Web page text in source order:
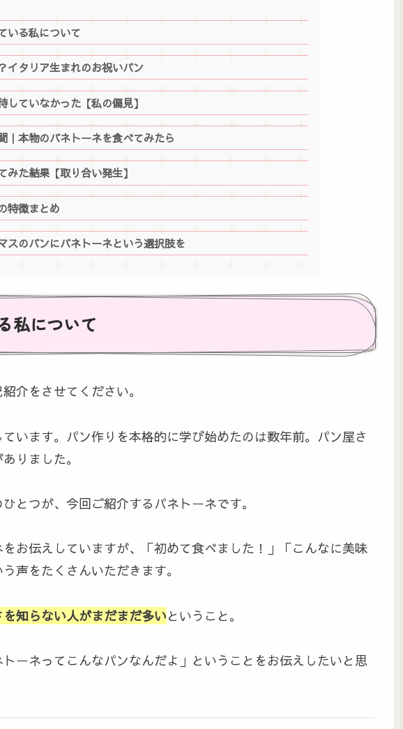
いる私について
イタリア生まれのお祝いパン
していなかった【私の偏見】
｜本物のパネトーネを食べてみたら
みた結果【取り合い発生】
特徴まとめ
スのパンにパネトーネという選択肢を
私について
介をさせてください。
います。パン作りを本格的に学び始めたのは数年前。パン屋さ
りました。
とつが、今回ご紹介するパネトーネです。
お伝えしていますが、「初めて食べました！」「こんなに美味
声をたくさんいただきます。
知らない人がまだまだ多いということ。
ーネってこんなパンなんだよ」ということをお伝えしたいと思